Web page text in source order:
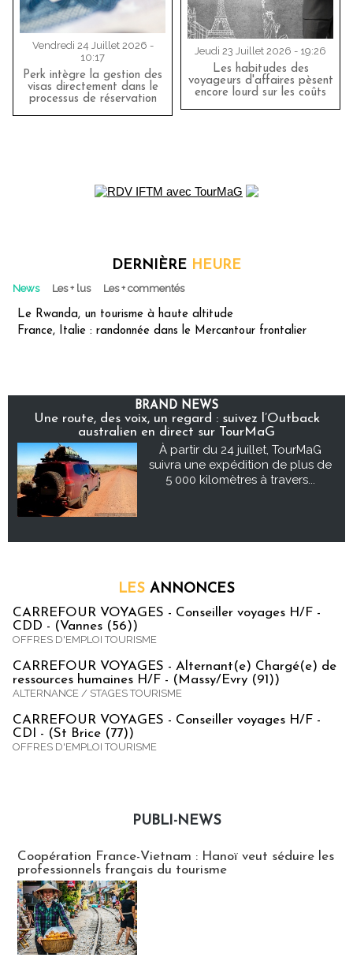
Vendredi 24 Juillet 2026 -
10:17
Perk intègre la gestion des
visas directement dans le
processus de réservation
Jeudi 23 Juillet 2026 - 19:26
Les habitudes des
voyageurs d'affaires pèsent
encore lourd sur les coûts
DERNIÈRE HEURE
News Les + lus Les + commentés
Le Rwanda, un tourisme à haute altitude
France, Italie : randonnée dans le Mercantour frontalier
BRAND NEWS
Une route, des voix, un regard : suivez l’Outback
australien en direct sur TourMaG
À partir du 24 juillet, TourMaG
suivra une expédition de plus de
5 000 kilomètres à travers...
LES ANNONCES
CARREFOUR VOYAGES - Conseiller voyages H/F -
CDD - (Vannes (56))
OFFRES D'EMPLOI TOURISME
CARREFOUR VOYAGES - Alternant(e) Chargé(e) de
ressources humaines H/F - (Massy/Evry (91))
ALTERNANCE / STAGES TOURISME
CARREFOUR VOYAGES - Conseiller voyages H/F -
CDI - (St Brice (77))
OFFRES D'EMPLOI TOURISME
PUBLI-NEWS
Coopération France-Vietnam : Hanoï veut séduire les
professionnels français du tourisme